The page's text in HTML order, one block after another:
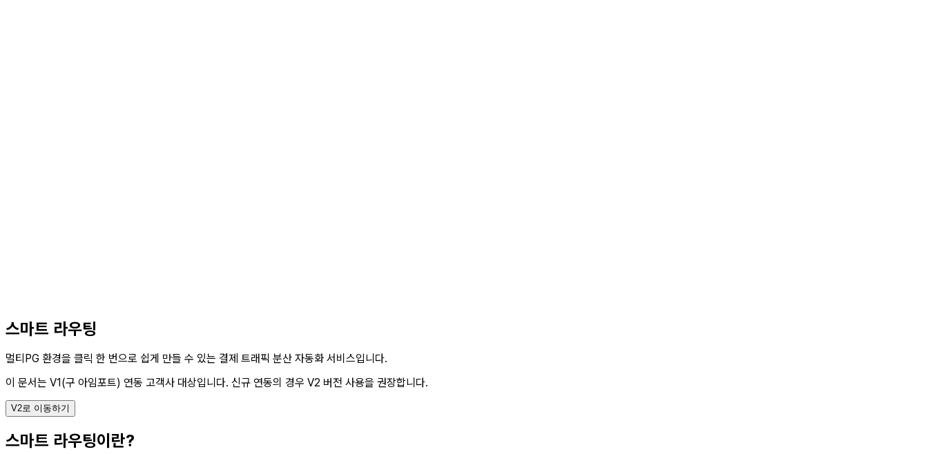
스마트 라우팅
멀티PG 환경을 클릭 한 번으로 쉽게 만들 수 있는 결제 트래픽 분산 자동화 서비스입니다.
이 문서는 V1(구 아임포트) 연동 고객사 대상입니다. 신규 연동의 경우 V2 버전 사용을 권장합니다.
V2로 이동하기
스마트 라우팅이란?